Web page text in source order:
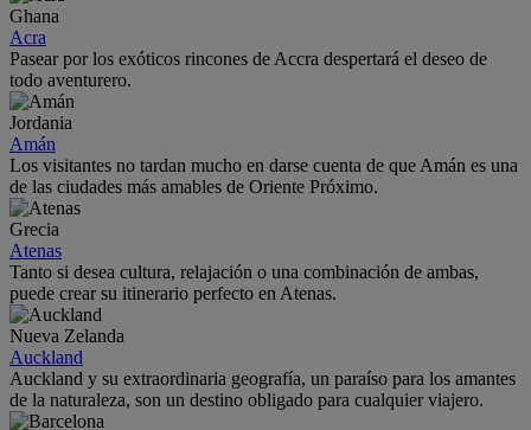
Ghana
Acra
Pasear por los exóticos rincones de Accra despertará el deseo de
todo aventurero.
Jordania
Amán
Los visitantes no tardan mucho en darse cuenta de que Amán es una
de las ciudades más amables de Oriente Próximo.
Grecia
Atenas
Tanto si desea cultura, relajación o una combinación de ambas,
puede crear su itinerario perfecto en Atenas.
Nueva Zelanda
Auckland
Auckland y su extraordinaria geografía, un paraíso para los amantes
de la naturaleza, son un destino obligado para cualquier viajero.